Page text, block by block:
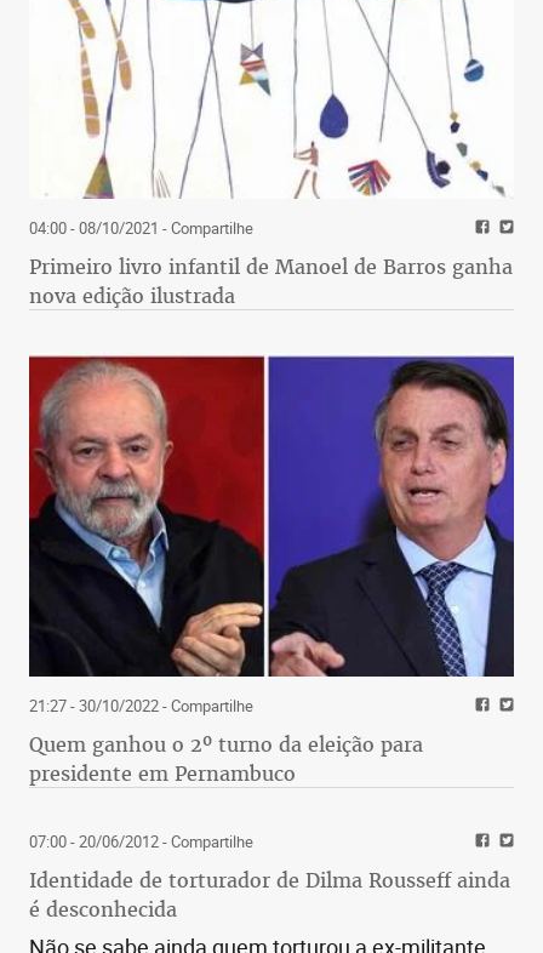
04:00 - 08/10/2021 - Compartilhe
Primeiro livro infantil de Manoel de Barros ganha
nova edição ilustrada
21:27 - 30/10/2022- Compartilhe
Quem ganhou o 2º turno da eleição para
presidente em Pernambuco
07:00 - 20/06/2012- Compartilhe
Identidade de torturador de Dilma Rousseff ainda
é desconhecida
Não se sabe ainda quem torturou a ex-militante